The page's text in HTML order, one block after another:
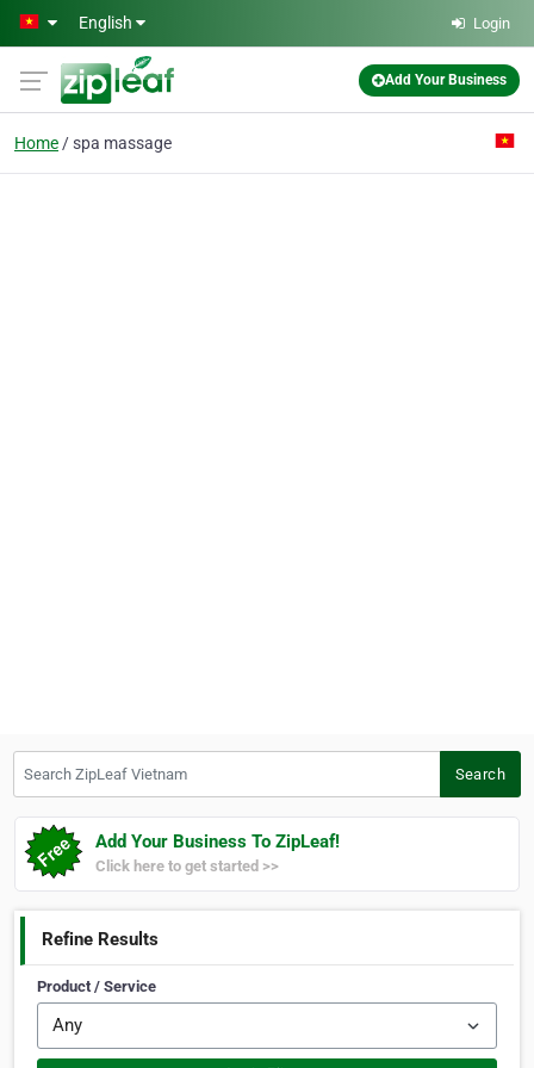
Skip to main content
English Login
Add Your Business
Home spa massage
Search
Add Your Business To ZipLeaf!
Click here to get started >>
Refine Results
Product / Service